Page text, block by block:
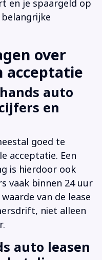
en je spaargeld op
over
acceptatie
auto
en
goed te
acceptatie. Een
is hierdoor ook
vaak binnen 24 uur
van de lease
niet alleen
auto leasen